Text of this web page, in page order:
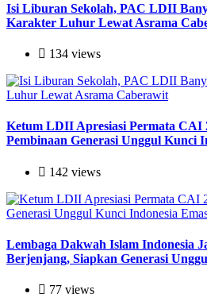
Isi Liburan Sekolah, PAC LDII
Karakter Luhur Lewat Asrama
134 views
Ketum LDII Apresiasi Permata CAI
Pembinaan Generasi Unggul Kunci
142 views
Lembaga Dakwah Islam Indonesia
Berjenjang, Siapkan Generasi
77 views